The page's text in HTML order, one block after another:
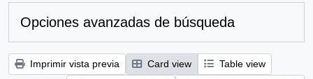
Opciones avanzadas de búsqueda
Imprimir vista previa Card view
Table view